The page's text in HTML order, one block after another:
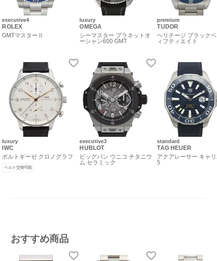
executive4
ROLEX
GMTマスターⅡ
luxury
IWC
ポルトギーゼ クロノグラフ
ベルト交換可能
luxury
OMEGA
シーマスター プラネットオ
ーシャン600 GMT
executive3
HUBLOT
ビッグバン ウニコ チタニウ
ム セラミック
premium
TUDOR
ヘリテージ ブラック
ィフティエイト
standard
TAG HEUER
アクアレーサー キャ
5
おすすめ商品